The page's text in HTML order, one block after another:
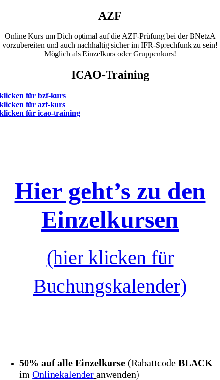
AZF
Online Kurs um Dich optimal auf die AZF-Prüfung bei der BNetzA
vorzubereiten und auch nachhaltig sicher im IFR-Sprechfunk zu sein!
Möglich als Einzelkurs oder Gruppenkurs!
ICAO-Training
klicken für bzf-kurs
klicken für azf-kurs
klicken für icao-training
Hier geht’s zu den
Einzelkursen
(hier klicken für
Buchungskalender)
50% auf alle Einzelkurse(RabattcodeBLACK
imOnlinekalender anwenden)